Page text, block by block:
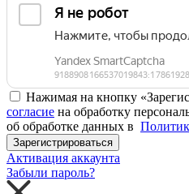
Нажимая на кнопку
согласие на обработку
об обработке данных в
Зарегистрироваться
Активация аккаунта
Забыли пароль?